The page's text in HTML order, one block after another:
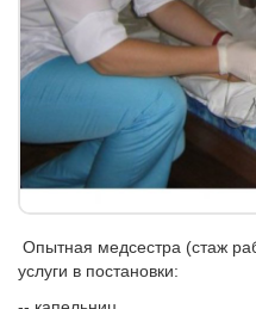
Опытная медсестра (стаж
услуги в постановки: